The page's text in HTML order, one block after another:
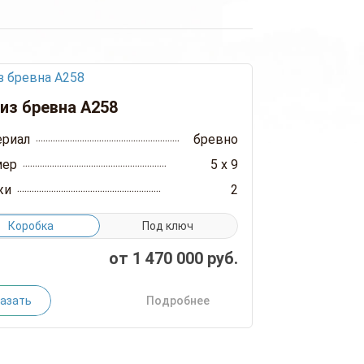
бревна А258
бревно
5 x 9
2
Коробка Под ключ
от 1 470 000 руб.
Подробнее